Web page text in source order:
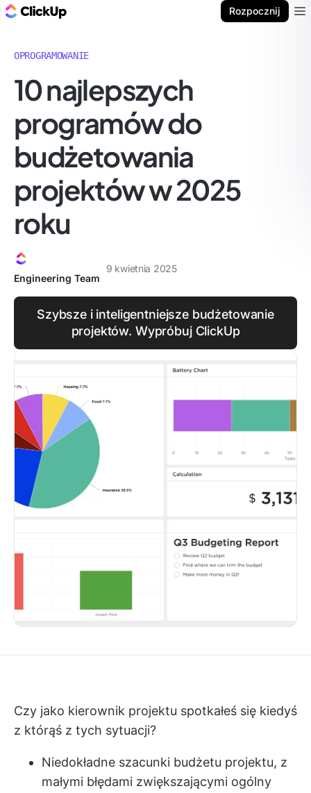
Rozpocznij
OPROGRAMOWANIE
10 najlepszych
programów do
budżetowania
projektów w 2025
roku
Engineering Team
9 kwietnia 2025
Szybsze i inteligentniejsze budżetowanie
projektów. Wypróbuj ClickUp
Czy jako kierownik projektu spotkałeś się kiedyś
z którąś z tych sytuacji?
Niedokładne szacunki budżetu projektu, z
małymi błędami zwiększającymi ogólny